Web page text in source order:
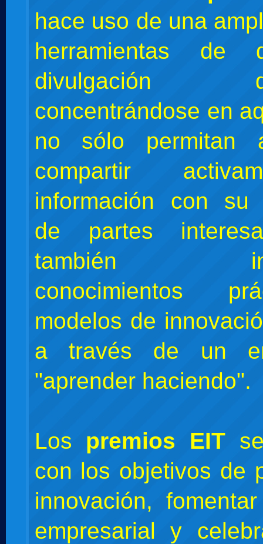
hace uso de una
herramientas de
divulgación
concentrándose en
no sólo permitan
compartir
información con su
de partes
también
conocimientos
modelos de
a través de un
"aprender haciendo".
Los premios EIT
con los objetivos de
innovación,
empresarial y